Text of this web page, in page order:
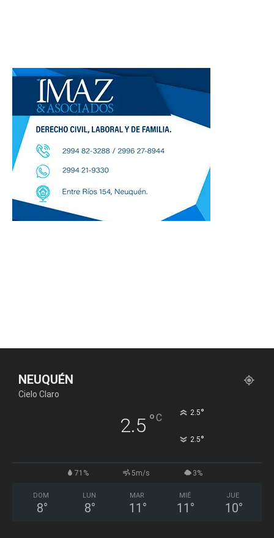
NEUQUÉN
Cielo Claro
2.5 °C 2.5°
2.5°
71% 5m/s 3%
DOM
8°
LUN
8°
MAR
11 °
MIÉ
11 °
JUE
10°